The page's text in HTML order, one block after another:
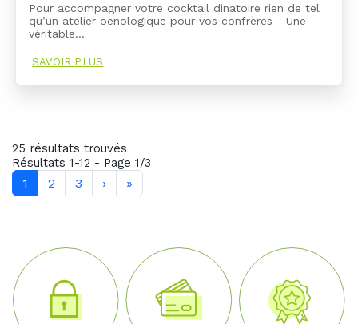
Pour accompagner votre cocktail dinatoire rien de tel
qu’un atelier oenologique pour vos confrères - Une
véritable…
SAVOIR PLUS
25 résultats trouvés
Résultats 1-12 - Page 1/3
1 2 3 › »